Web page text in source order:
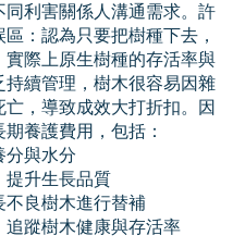
利害關係人溝通需求。許
：認為只要把樹種下去，
際上原生樹種的存活率與
續管理，樹木很容易因雜
，導致成效大打折扣。因
養護費用，包括：
分與水分
提升生長品質
不良樹木進行替補
蹤樹木健康與存活率